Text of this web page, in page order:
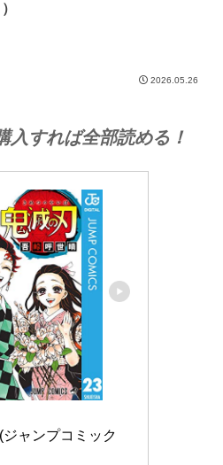
2026.05.26
すれば全部読める！
ジャンプコミック